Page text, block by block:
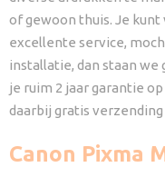
of gewoon thuis. Je
excellente service,
installatie, dan staan we
je ruim 2 jaar garantie
daarbij gratis
Canon Pixma